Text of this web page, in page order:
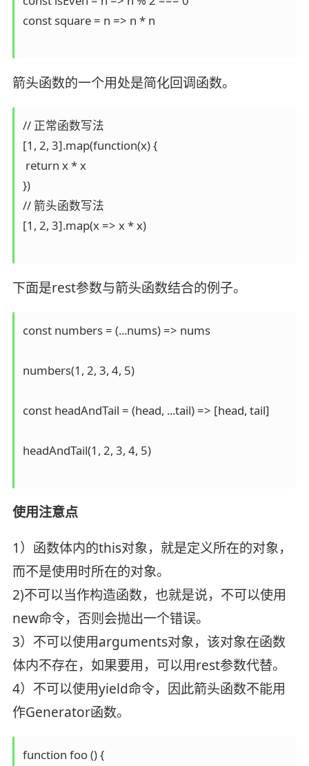
const square = n => n * n
箭头函数的一个用处是简化回调函数。
// 正常函数写法
[1, 2, 3].map(function(x) {
return x * x
})
// 箭头函数写法
[1, 2, 3].map(x => x * x)
下面是rest参数与箭头函数结合的例子。
const numbers = (...nums) => nums
numbers(1, 2, 3, 4, 5)
const headAndTail = (head, ...tail) => [head, tail]
headAndTail(1, 2, 3, 4, 5)
使用注意点
1）函数体内的this对象，就是定义所在的对象，
而不是使用时所在的对象。
2)不可以当作构造函数，也就是说，不可以使用
new命令，否则会抛出一个错误。
3）不可以使用arguments对象，该对象在函数
体内不存在，如果要用，可以用rest参数代替。
4）不可以使用yield命令，因此箭头函数不能用
作Generator函数。
function foo () {